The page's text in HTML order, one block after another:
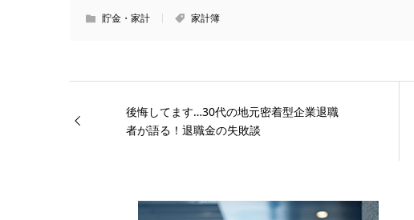
貯金・家計 家計簿
後悔してます…30代の地元密着型企業退職
者が語る！退職金の失敗談